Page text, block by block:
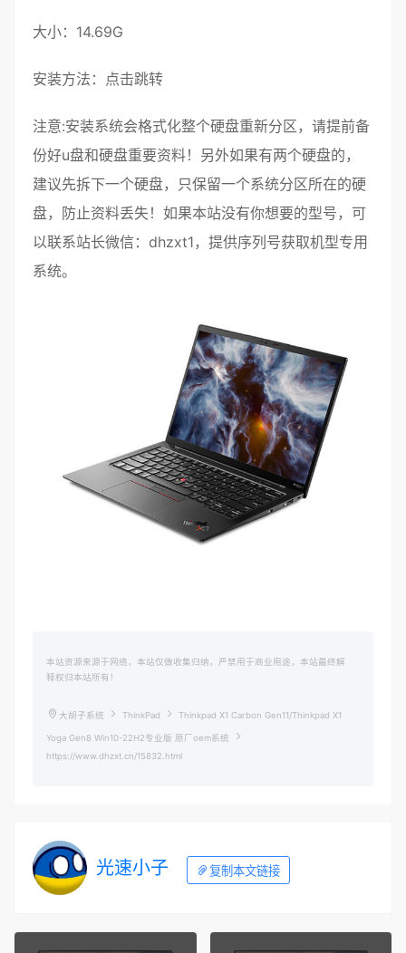
大小：14.69G
安装方法： 点击跳转
注意:安装系统会格式化整个硬盘重新分区，请提前备
份好u盘和硬盘重要资料！另外如果有两个硬盘的，
建议先拆下一个硬盘，只保留一个系统分区所在的硬
盘，防止资料丢失！如果本站没有你想要的型号，可
以联系站长微信：dhzxt1，提供序列号获取机型专用
系统。
本站资源来源于网络，本站仅做收集归纳，严禁用于商业用途，本站最终解
释权归本站所有！
大胡子系统 ThinkPad Thinkpad X1 Carbon Gen11/Thinkpad X1
Yoga Gen8 Win10-22H2专业版 原厂oem系统
https://www.dhzxt.cn/15832.html
光速小子 复制本文链接